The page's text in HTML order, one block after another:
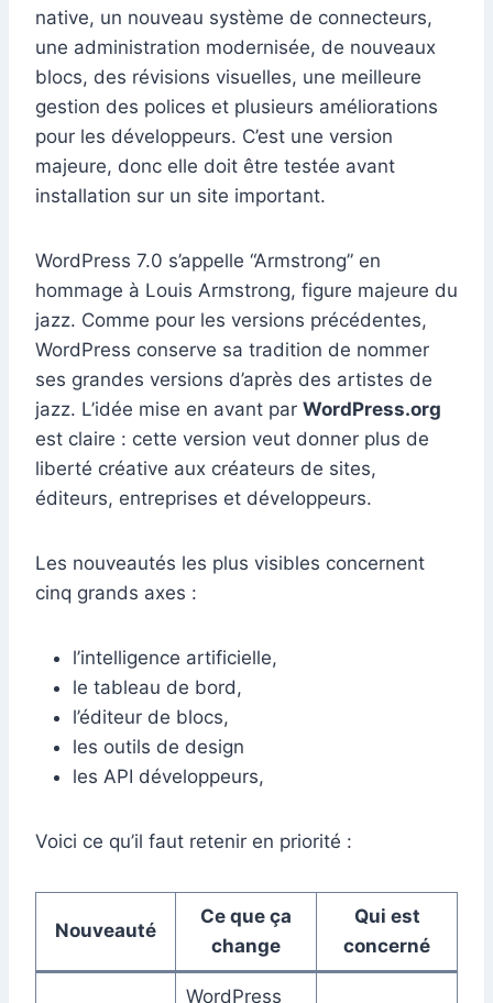
native, un nouveau système de connecteurs,
une administration modernisée, de nouveaux
blocs, des révisions visuelles, une meilleure
gestion des polices et plusieurs améliorations
pour les développeurs. C’est une version
majeure, donc elle doit être testée avant
installation sur un site important.
WordPress 7.0 s’appelle “Armstrong” en
hommage à Louis Armstrong, figure majeure du
jazz. Comme pour les versions précédentes,
WordPress conserve sa tradition de nommer
ses grandes versions d’après des artistes de
jazz. L’idée mise en avant par WordPress.org
est claire : cette version veut donner plus de
liberté créative aux créateurs de sites,
éditeurs, entreprises et développeurs.
Les nouveautés les plus visibles concernent
cinq grands axes :
l’intelligence artificielle,
le tableau de bord,
l’éditeur de blocs,
les outils de design
les API développeurs,
Voici ce qu’il faut retenir en priorité :
Nouveauté
Ce que ça
change
Qui est
concerné
WordPress